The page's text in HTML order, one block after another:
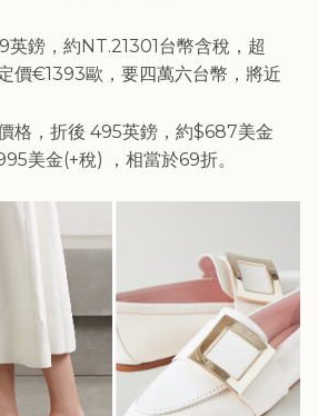
英鎊，約NT.21301台幣含稅，超
價€1393歐，要四萬六台幣，將近
格，折後 495英鎊，約$687美金
美金(+稅) ，相當於69折。